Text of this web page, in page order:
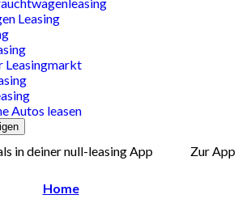
Leasing
Leasingmarkt
Autos leasen
in deiner null-leasing App Zur App
Home